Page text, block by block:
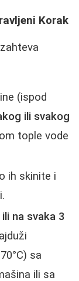
Korak
(ispod
ili svakog
tople vode
ih skinite i
na svaka 3
sa
ili sa